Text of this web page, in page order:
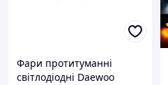
Фари протитуманні
світлодіодні Daewoo